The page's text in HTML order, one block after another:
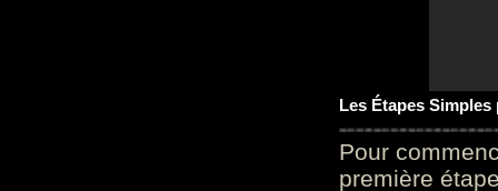
Les Étapes
Pour
première